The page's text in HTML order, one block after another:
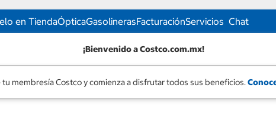
en TiendaÓpticaGasolinerasFacturaciónServicios Chat
¡Bienvenido a Costco.com.mx!
membresía Costco y comienza a disfrutar todos sus beneficios.